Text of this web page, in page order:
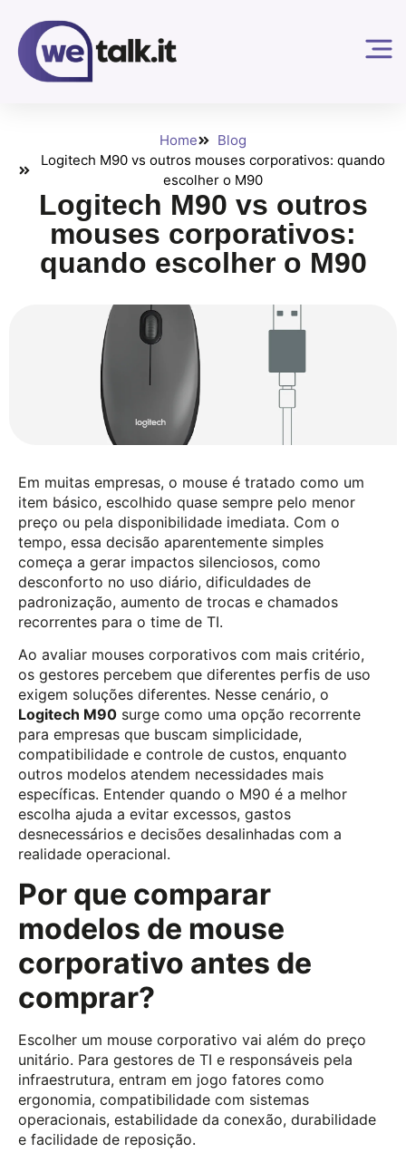
Home
Blog
Logitech M90 vs outros mouses corporativos: quando
escolher o M90
Logitech M90 vs outros
mouses corporativos:
quando escolher o M90
Em muitas empresas, o mouse é tratado como um
item básico, escolhido quase sempre pelo menor
preço ou pela disponibilidade imediata. Com o
tempo, essa decisão aparentemente simples
começa a gerar impactos silenciosos, como
desconforto no uso diário, dificuldades de
padronização, aumento de trocas e chamados
recorrentes para o time de TI.
Ao avaliar mouses corporativos com mais critério,
os gestores percebem que diferentes perfis de uso
exigem soluções diferentes. Nesse cenário, o
Logitech M90 surge como uma opção recorrente
para empresas que buscam simplicidade,
compatibilidade e controle de custos, enquanto
outros modelos atendem necessidades mais
específicas. Entender quando o M90 é a melhor
escolha ajuda a evitar excessos, gastos
desnecessários e decisões desalinhadas com a
realidade operacional.
Por que comparar
modelos de mouse
corporativo antes de
comprar?
Escolher um mouse corporativo vai além do preço
unitário. Para gestores de TI e responsáveis pela
infraestrutura, entram em jogo fatores como
ergonomia, compatibilidade com sistemas
operacionais, estabilidade da conexão, durabilidade
e facilidade de reposição.